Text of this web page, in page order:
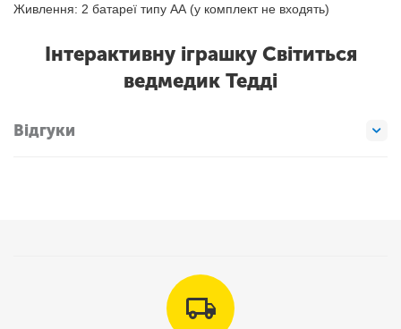
Живлення: 2 батареї типу АА (у комплект не входять)
Інтерактивну іграшку Світиться
ведмедик Тедді
Відгуки